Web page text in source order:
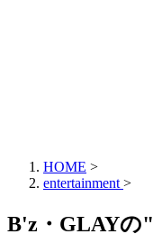
HOME >
entertainment >
B'z・GLAYの